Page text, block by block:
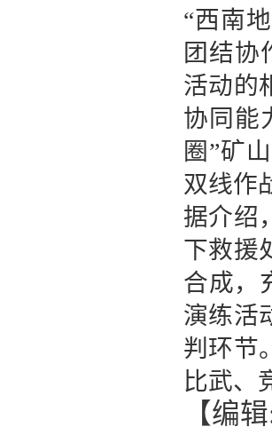
“西南
团结协
活动的
协同能
圈”矿
双线作
据介绍
下救援
合成，
演练活
判环节
比武、
【编